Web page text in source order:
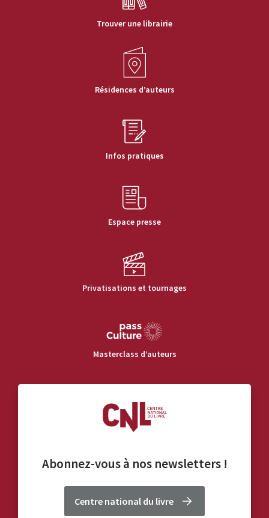
Trouver une librairie
Résidences d’auteurs
Infos pratiques
Espace presse
Privatisations et tournages
Masterclass d’auteurs
Abonnez-vous à nos newsletters!
Centre national du livre